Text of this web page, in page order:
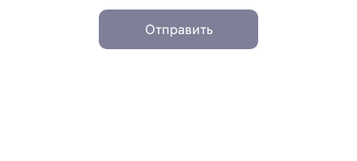
Отправить